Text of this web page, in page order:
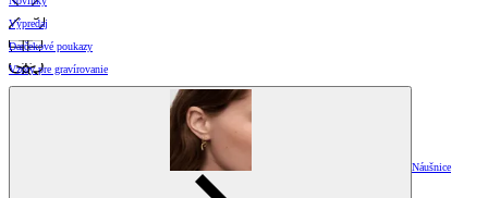
Výpredaj
Darčekové poukazy
Vzory pre gravírovanie
Náušnice